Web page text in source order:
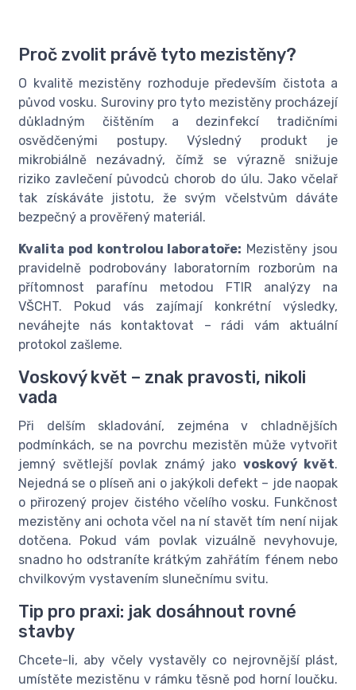
Proč zvolit právě tyto mezistěny?
O kvalitě mezistěny rozhoduje především čistota a
původ vosku. Suroviny pro tyto mezistěny procházejí
důkladným čištěním a dezinfekcí tradičními
osvědčenými postupy. Výsledný produkt je
mikrobiálně nezávadný, čímž se výrazně snižuje
riziko zavlečení původců chorob do úlu. Jako včelař
tak získáváte jistotu, že svým včelstvům dáváte
bezpečný a prověřený materiál.
Kvalita pod kontrolou laboratoře: Mezistěny jsou
pravidelně podrobovány laboratorním rozborům na
přítomnost parafínu metodou FTIR analýzy na
VŠCHT. Pokud vás zajímají konkrétní výsledky,
neváhejte nás kontaktovat – rádi vám aktuální
protokol zašleme.
Voskový květ – znak pravosti, nikoli
vada
Při delším skladování, zejména v chladnějších
podmínkách, se na povrchu mezistěn může vytvořit
jemný světlejší povlak známý jako voskový květ.
Nejedná se o plíseň ani o jakýkoli defekt – jde naopak
o přirozený projev čistého včelího vosku. Funkčnost
mezistěny ani ochota včel na ní stavět tím není nijak
dotčena. Pokud vám povlak vizuálně nevyhovuje,
snadno ho odstraníte krátkým zahřátím fénem nebo
chvilkovým vystavením slunečnímu svitu.
Tip pro praxi: jak dosáhnout rovné
stavby
Chcete-li, aby včely vystavěly co nejrovnější plást,
umístěte mezistěnu v rámku těsně pod horní loučku.